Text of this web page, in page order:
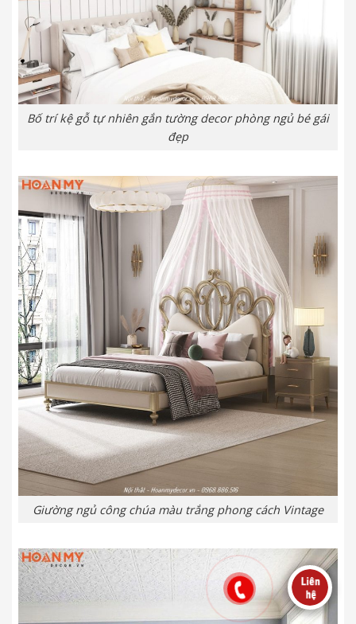
Bố trí kệ gỗ tự nhiên gắn tường decor phòng ngủ bé gái
đẹp
Giường ngủ công chúa màu trắng phong cách Vintage